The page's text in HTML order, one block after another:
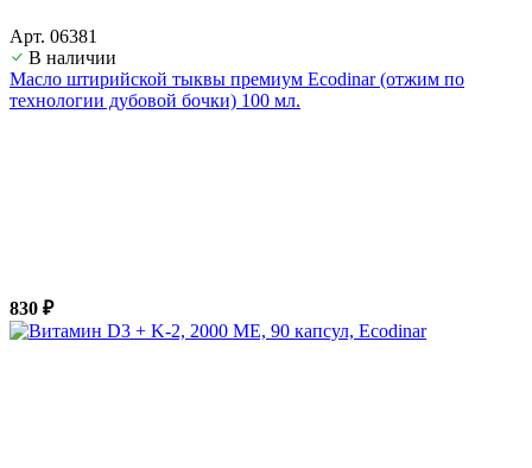
Арт. 06381
В наличии
Масло штирийской тыквы премиум Ecodinar (отжим по
технологии дубовой бочки) 100 мл.
830 ₽